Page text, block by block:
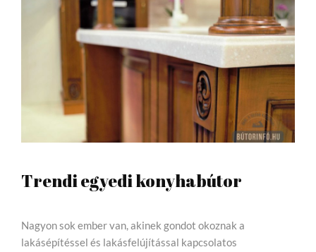
Trendi egyedi konyhabútor
Nagyon sok ember van, akinek gondot okoznak a
lakásépítéssel és lakásfelújítással kapcsolatos